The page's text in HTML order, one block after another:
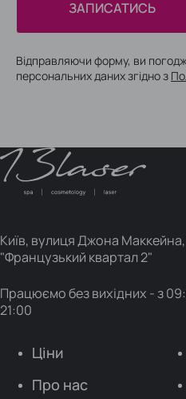
Відправляючи форму, ви
персональних даних згідно з
field
empty.
Київ, вулиця Джона
"Французький квартал 2"
Працюємо без вихідних - з
21:00
Ціни
Про нас